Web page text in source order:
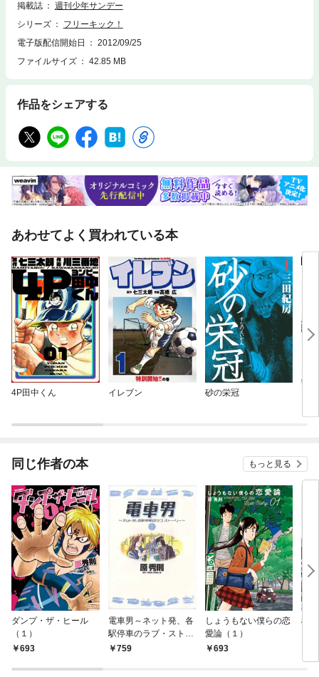
掲載誌
週刊少年サンデー
シリーズ
フリーキック！
電子版配信開始日
2012/09/25
ファイルサイズ
42.85 MB
作品をシェアする
あわせてよく買われている本
4P田中くん イレブン 砂の栄冠
ズ
同じ作者の本 もっと見る
ダンプ・ザ・ヒール
（１）
693
電車男～ネット発、各
駅停車のラブ・ストー
リー～（１）
759
しょうもない僕らの恋
愛論（１）
693
桜